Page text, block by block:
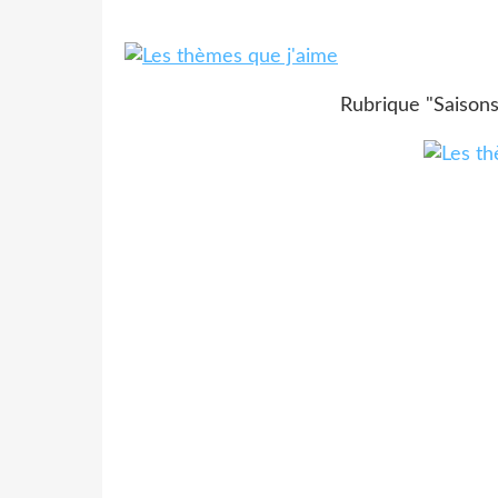
Rubrique